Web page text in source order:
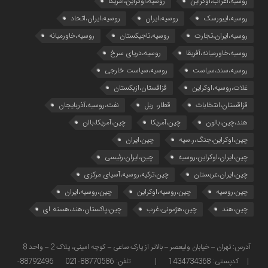
روسیه،ایبورسک
روسیه،ایران
روسیه،ایران،اتحاد
روسیه،ایران،تجارت
روسیه،تاجیکستان
روسیه،خاورمیانه
روسیه،خاورمیانه،آفریقا
روسیه،دریای سرخ
روسیه،سند،سیاست
روسیه،سیاست خارجی
غلات،روسیه،اوکراین
قزاقستان،ازبکستان
قزاقستان،انتخابات
قطار، ریل
نفت،روسیه،آذربایجان
هند،چین،بالون
چین،آمریکا
چین،آمریکا،بالن
چین،اوکراین،جنگ،ر.سیه
چین،ایران
چین،ایران،اوکراین،روسیه
چین،ایران،رئیسی
چین،ایران،عربستان
چین،ترکیه،روسیه،آسیای مرکزی
چین،روسیه
چین،روسیه،اوکراین
چین،روسیه،ایران
چین،هند
چین،هژمونی،غرب چین،پاکستان،هند،هسته ای
| کدپستی: 1434734368 | تلفن: 88770586-021 88792496-